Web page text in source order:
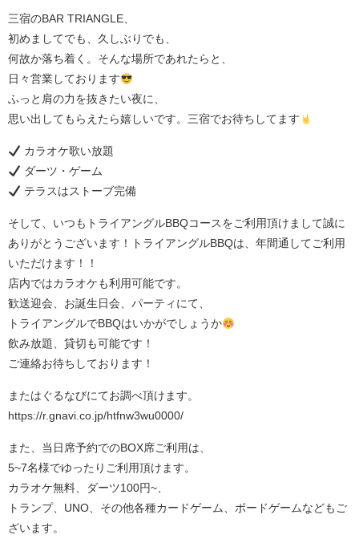
三宿のBAR TRIANGLE、
初めましてでも、久しぶりでも、
何故か落ち着く。そんな場所であれたらと、
日々営業しております
ふっと肩の力を抜きたい夜に、
思い出してもらえたら嬉しいです。三宿でお待ちしてます
カラオケ歌い放題
ダーツ・ゲーム
テラスはストーブ完備
そして、いつもトライアングルBBQコースをご利用頂けまして誠に
ありがとうございます！トライアングルBBQは、年間通してご利用
いただけます！！
店内ではカラオケも利用可能です。
歓送迎会、お誕生日会、パーティにて、
トライアングルでBBQはいかがでしょうか
飲み放題、貸切も可能です！
ご連絡お待ちしております！
またはぐるなびにてお調べ頂けます。
https://r.gnavi.co.jp/htfnw3wu0000/
また、当日席予約でのBOX席ご利用は、
5~7名様でゆったりご利用頂けます。
カラオケ無料、ダーツ100円~、
トランプ、UNO、その他各種カードゲーム、ボードゲームなどもご
ざいます。